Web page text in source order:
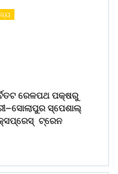
ରେଳପଥ ପକ୍ଷରୁ
ସ୍ପେଶାଲ୍
ଟ୍ରେନ